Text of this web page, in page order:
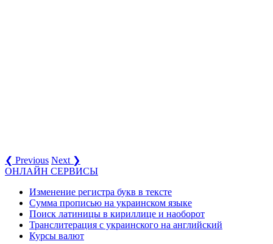
❮ Previous Next ❯
ОНЛАЙН СЕРВИСЫ
Изменение регистра букв в тексте
Сумма прописью на украинском языке
Поиск латиницы в кириллице и наоборот
Транслитерация с украинского на английский
Курсы валют